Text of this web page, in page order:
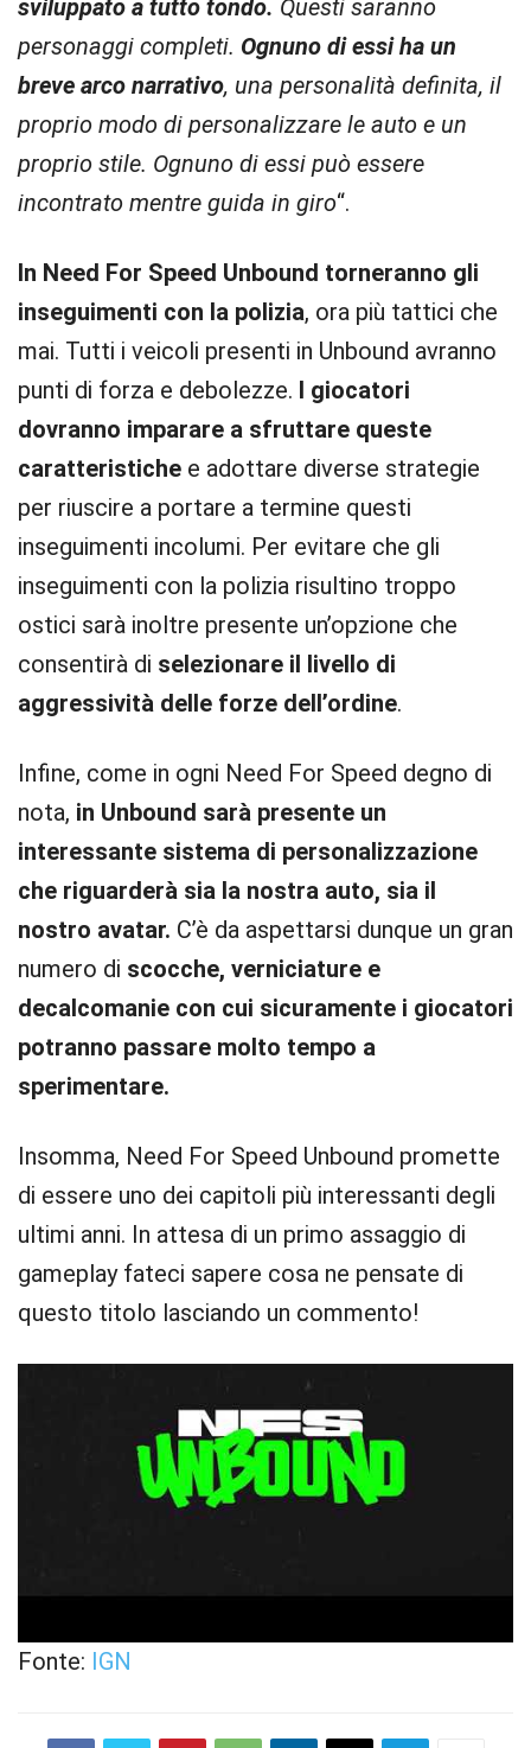
sviluppato a tutto tondo. Questi saranno
personaggi completi. Ognuno di essi ha un
breve arco narrativo, una personalità definita, il
proprio modo di personalizzare le auto e un
proprio stile. Ognuno di essi può essere
incontrato mentre guida in giro“.
In Need For Speed Unbound torneranno gli
inseguimenti con la polizia, ora più tattici che
mai. Tutti i veicoli presenti in Unbound avranno
punti di forza e debolezze. I giocatori
dovranno imparare a sfruttare queste
caratteristiche e adottare diverse strategie
per riuscire a portare a termine questi
inseguimenti incolumi. Per evitare che gli
inseguimenti con la polizia risultino troppo
ostici sarà inoltre presente un’opzione che
consentirà di selezionare il livello di
aggressività delle forze dell’ordine.
Infine, come in ogni Need For Speed degno di
nota, in Unbound sarà presente un
interessante sistema di personalizzazione
che riguarderà sia la nostra auto, sia il
nostro avatar. C’è da aspettarsi dunque un gran
numero di scocche, verniciature e
decalcomanie con cui sicuramente i giocatori
potranno passare molto tempo a
sperimentare.
Insomma, Need For Speed Unbound promette
di essere uno dei capitoli più interessanti degli
ultimi anni. In attesa di un primo assaggio di
gameplay fateci sapere cosa ne pensate di
questo titolo lasciando un commento!
Fonte: IGN